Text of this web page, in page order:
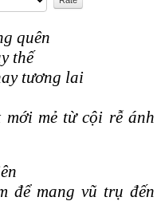
quên
thế
tương lai
mẻ từ cội rễ ánh
để mang vũ trụ đến